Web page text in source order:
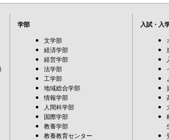
学部
文学部
経済学部
経営学部
法学部
工学部
地域総合学部
情報学部
人間科学部
国際学部
教養学部
教養教育センター
入試・入